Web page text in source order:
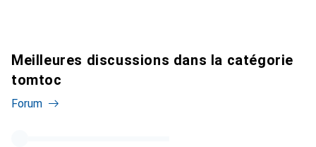
Meilleures discussions dans la catégorie
tomtoc
Forum